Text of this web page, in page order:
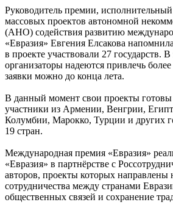
Руководитель премии,
массовых проектов автономной
(АНО) содействия развитию
«Евразия» Евгения Елсакова
в проекте участвовали 27 государств.
организаторы надеются привлечь
заявки можно до конца лета.
В данный момент свои проекты готовы
участники из Армении, Венгрии,
Колумбии, Марокко, Турции и других
19 стран.
Международная премия «Евразия»
«Евразия» в партнёрстве с
авторов, проекты которых направлены
сотрудничества между странами
общественных связей и сохранение